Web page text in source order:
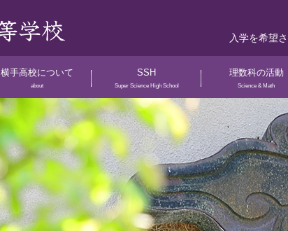
入学を希望
横手高校について
about
SSH
Super Science High School
理数科の活動
Science & Math